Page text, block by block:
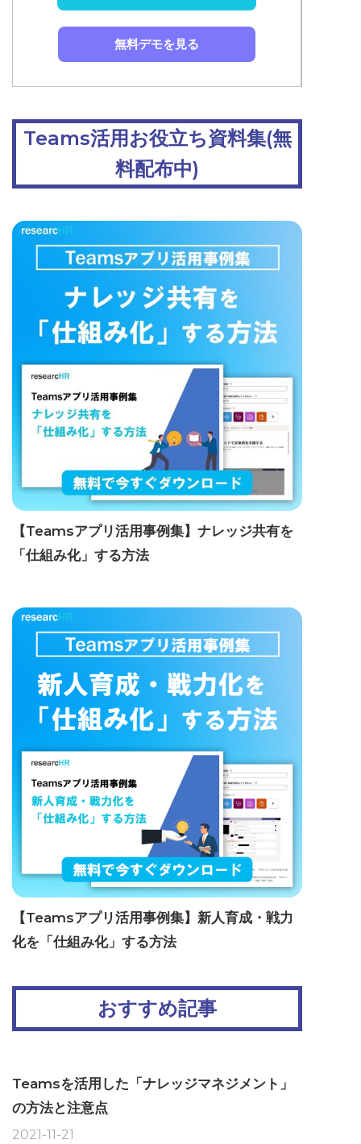
無料デモを見る
Teams活用お役立ち資料集(無
料配布中)
【Teamsアプリ活用事例集】ナレッジ共有を
「仕組み化」する方法
【Teamsアプリ活用事例集】新人育成・戦力
化を「仕組み化」する方法
おすすめ記事
Teamsを活用した「ナレッジマネジメント」
の方法と注意点
2021-11-21